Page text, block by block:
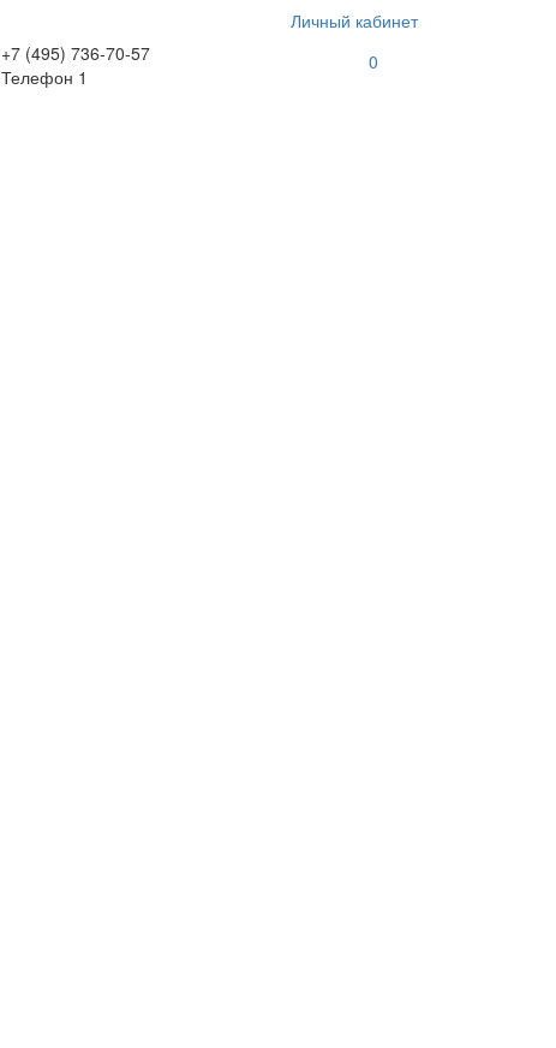
Личный кабинет
+7 (495) 736-70-57
Телефон 1
0